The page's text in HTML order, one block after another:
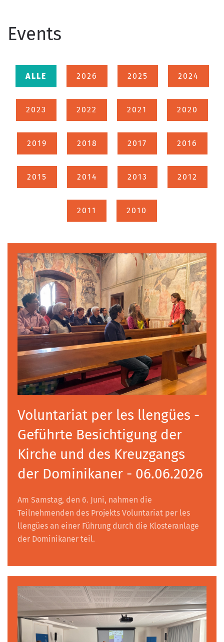
Events
ALLE 2026 2025 2024
2023 2022 2021 2020
2019 2018 2017 2016
2015 2014 2013 2012
2011 2010
Voluntariat per les llengües -
Geführte Besichtigung der
Kirche und des Kreuzgangs
der Dominikaner - 06.06.2026
Am Samstag, den 6. Juni, nahmen die
Teilnehmenden des Projekts Voluntariat per les
llengües an einer Führung durch die Klosteranlage
der Dominikaner teil.